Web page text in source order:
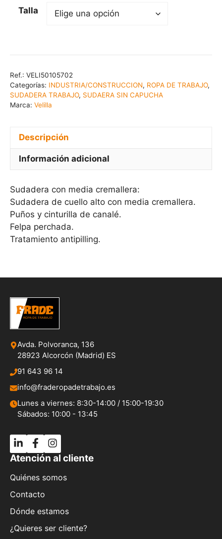
Talla
Ref.: VELI50105702
Categorías: INDUSTRIA/CONSTRUCCION, ROPA DE TRABAJO,
SUDADERA TRABAJO, SUDAERA SIN CAPUCHA
Marca: Velilla
Descripción
Información adicional
Sudadera con media cremallera:
Sudadera de cuello alto con media cremallera.
Puños y cinturilla de canalé.
Felpa perchada.
Tratamiento antipilling.
Avda. Polvoranca, 136
28923 Alcorcón (Madrid) ES
91 643 96 14
info@fraderopadetrabajo.es
Lunes a viernes: 8:30-14:00 / 15:00-19:30
Sábados: 10:00 - 13:45
Atención al cliente
Quiénes somos
Contacto
Dónde estamos
¿Quieres ser cliente?